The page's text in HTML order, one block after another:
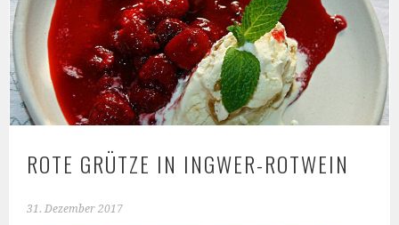
ROTE GRÜTZE IN INGWER-ROTWEIN
31. Dezember 2017